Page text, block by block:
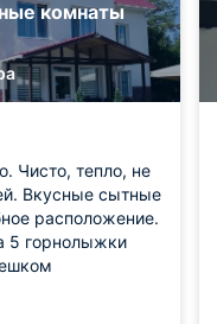
комнаты
Чисто, тепло, не
Вкусные сытные
расположение.
5 горнолыжки